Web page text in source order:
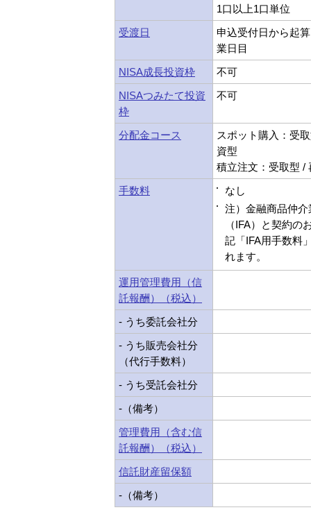
1口以上1口単位
受渡日
申込受付日から起
業日目
NISA成長投資枠
不可
NISAつみたて投資
枠
不可
分配金コース
スポット購入：受
資型
積立注文：受取型 /
手数料
なし
注）金融商品仲介
（IFA）と契約の
記「IFA用手数料
れます。
運用管理費用（信
託報酬）（税込）
- うち委託会社分
- うち販売会社分
（代行手数料）
- うち受託会社分
-（備考）
管理費用（含む信
託報酬）（税込）
信託財産留保額
-（備考）